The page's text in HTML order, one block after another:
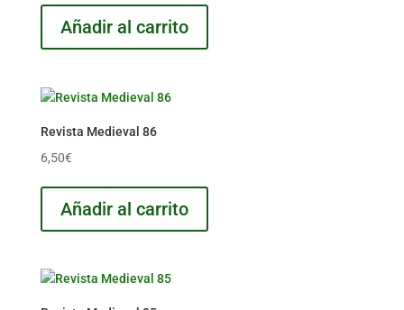
Añadir al carrito
Revista Medieval 86
6,50€
Añadir al carrito